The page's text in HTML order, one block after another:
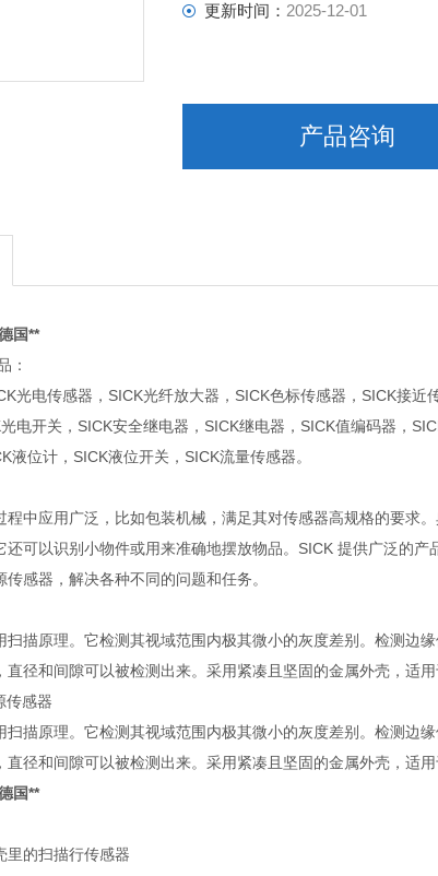
更新时间： 2025-12-01
产品咨询
国**
：
光电传感器，SICK光纤放大器，SICK色标传感器，SICK接近
电开关，SICK安全继电器，SICK继电器，SICK值编码器，
液位计，SICK液位开关，SICK流量传感器。
程中应用广泛，比如包装机械，满足其对传感器高规格的要求
还可以识别小物件或用来准确地摆放物品。SICK 提供广泛的
感器，解决各种不同的问题和任务。
扫描原理。它检测其视域范围内极其微小的灰度差别。检测边
直径和间隙可以被检测出来。采用紧凑且坚固的金属外壳，适用
传感器
扫描原理。它检测其视域范围内极其微小的灰度差别。检测边
直径和间隙可以被检测出来。采用紧凑且坚固的金属外壳，适用
国**
里的扫描行传感器